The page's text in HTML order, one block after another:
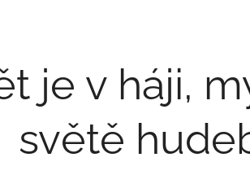
je v háji,
světě